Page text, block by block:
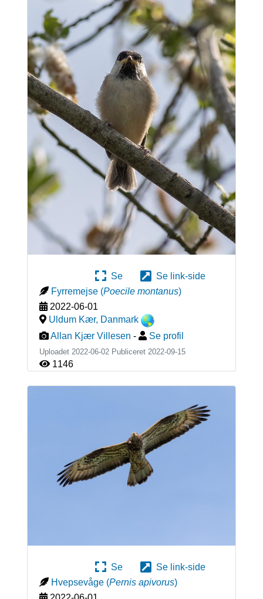
Se
Se link-side
Fyrremejse (Poecile montanus)
2022-06-01
Uldum Kær, Danmark
Allan Kjær Villesen - Se profil
Uploadet 2022-06-02 Publiceret 2022-09-15
1146
Se
Se link-side
Hvepsevåge (Pernis apivorus)